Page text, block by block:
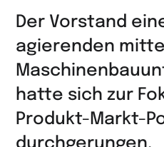
Der Vorstand
agierenden
hatte sich zur
Produkt-Markt-